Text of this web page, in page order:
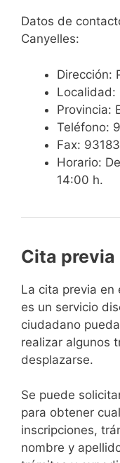
Datos de
Canyelles:
Dirección:
Localidad:
Provincia:
Teléfono:
Fax:
Horario:
14:00 h.
Cita previa
​​​​​​​​​​​​​​​​​​​​​​​​​​​​La cita previa en
es un servicio
ciudadano
realizar algunos
desplazarse.​
Se puede
para obtener
inscripciones,
nombre y